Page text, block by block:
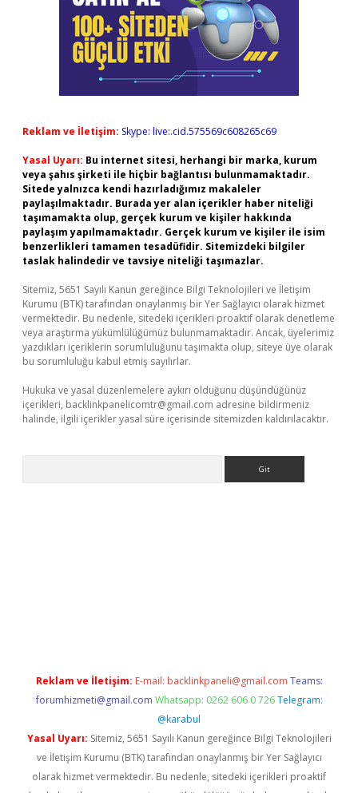
Reklam ve İletişim: Skype: live:.cid.575569c608265c69
Yasal Uyarı: Bu internet sitesi, herhangi bir marka, kurum
veya şahıs şirketi ile hiçbir bağlantısı bulunmamaktadır.
Sitede yalnızca kendi hazırladığımız makaleler
paylaşılmaktadır. Burada yer alan içerikler haber niteliği
taşımamakta olup, gerçek kurum ve kişiler hakkında
paylaşım yapılmamaktadır. Gerçek kurum ve kişiler ile isim
benzerlikleri tamamen tesadüfidir. Sitemizdeki bilgiler
taslak halindedir ve tavsiye niteliği taşımazlar.
Sitemiz, 5651 Sayılı Kanun gereğince Bilgi Teknolojileri ve İletişim
Kurumu (BTK) tarafından onaylanmış bir Yer Sağlayıcı olarak hizmet
vermektedir. Bu nedenle, sitedeki içerikleri proaktif olarak denetleme
veya araştırma yükümlülüğümüz bulunmamaktadır. Ancak, üyelerimiz
yazdıkları içeriklerin sorumluluğunu taşımakta olup, siteye üye olarak
bu sorumluluğu kabul etmiş sayılırlar.
Hukuka ve yasal düzenlemelere aykırı olduğunu düşündüğünüz
içerikleri, backlinkpanelicomtr@gmail.com adresine bildirmeniz
halinde, ilgili içerikler yasal süre içerisinde sitemizden kaldırılacaktır.
Reklam ve İletişim: E-mail: backlinkpaneli@gmail.com Teams:
forumhizmeti@gmail.com Whatsapp: 0262 606 0 726 Telegram:
@karabul
Yasal Uyarı: Sitemiz, 5651 Sayılı Kanun gereğince Bilgi Teknolojileri
ve İletişim Kurumu (BTK) tarafından onaylanmış bir Yer Sağlayıcı
olarak hizmet vermektedir. Bu nedenle, sitedeki içerikleri proaktif